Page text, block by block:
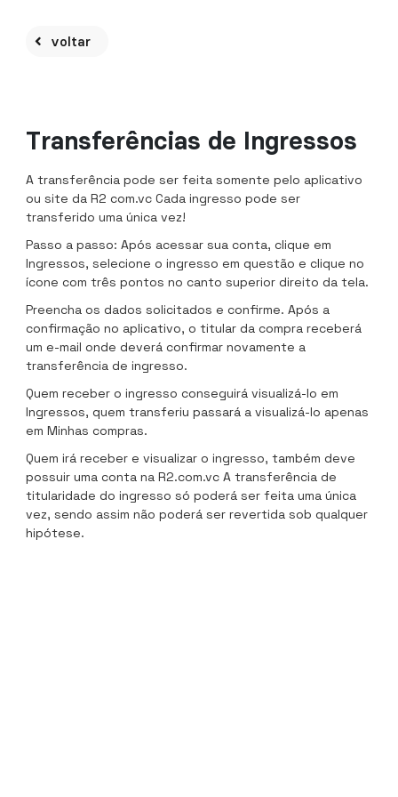
voltar
Transferências de Ingressos
A transferência pode ser feita somente pelo aplicativo
ou site da R2 com.vc Cada ingresso pode ser
transferido uma única vez!
Passo a passo: Após acessar sua conta, clique em
Ingressos, selecione o ingresso em questão e clique no
ícone com três pontos no canto superior direito da tela.
Preencha os dados solicitados e confirme. Após a
confirmação no aplicativo, o titular da compra receberá
um e-mail onde deverá confirmar novamente a
transferência de ingresso.
Quem receber o ingresso conseguirá visualizá-lo em
Ingressos, quem transferiu passará a visualizá-lo apenas
em Minhas compras.
Quem irá receber e visualizar o ingresso, também deve
possuir uma conta na R2.com.vc A transferência de
titularidade do ingresso só poderá ser feita uma única
vez, sendo assim não poderá ser revertida sob qualquer
hipótese.